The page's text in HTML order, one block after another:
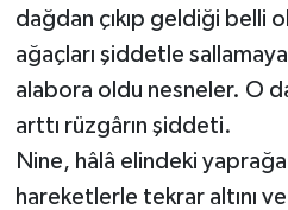
dağdan çıkıp geldiği belli
ağaçları şiddetle
alabora oldu nesneler. O
arttı rüzgârın şiddeti.
Nine, hâlâ elindeki
hareketlerle tekrar altını